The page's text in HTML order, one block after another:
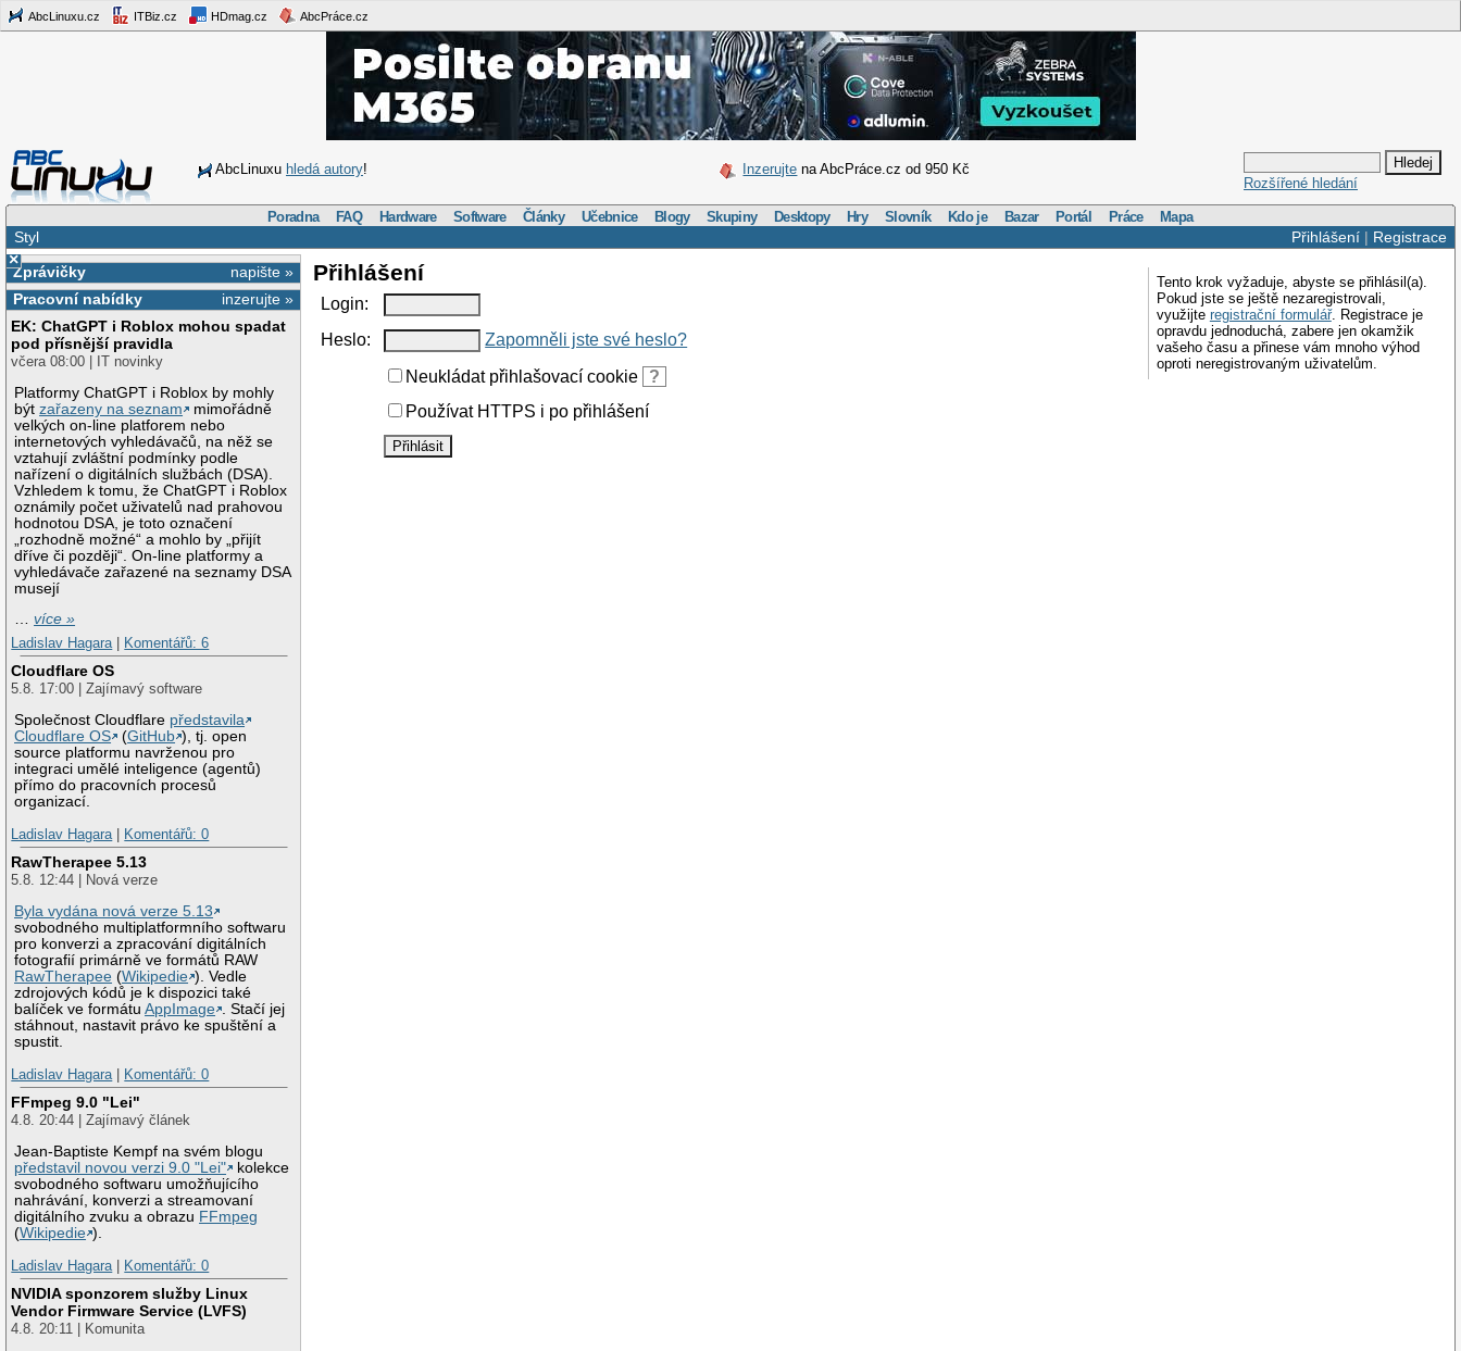
AbcLinuxu.cz ITBiz.cz HDmag.cz AbcPráce.cz
AbcLinuxu hledá autory! Inzerujte na AbcPráce.cz od 950 Kč
Rozšířené hledání
Poradna FAQ Hardware Software Články Učebnice Blogy Skupiny Desktopy Hry Slovník Kdo je Bazar Portál Práce Mapa
Přihlášení| Registrace
Styl
×
napište »
Zprávičky
inzerujte »
Pracovní nabídky
EK: ChatGPT i Roblox mohou spadat
pod přísnější pravidla
včera 08:00 | IT novinky
Platformy ChatGPT i Roblox by mohly
býtzařazeny na seznam
mimořádně
velkých on-line platforem nebo
internetových vyhledávačů, na něž se
vztahují zvláštní podmínky podle
nařízení o digitálních službách (DSA).
Vzhledem k tomu, že ChatGPT i Roblox
oznámily počet uživatelů nad prahovou
hodnotou DSA, je toto označení
„rozhodně možné“ a mohlo by „přijít
dříve či později“. On-line platformy a
vyhledávače zařazené na seznamy DSA
musejí
…více »
Ladislav Hagara
Komentářů: 6
Cloudflare OS
5.8. 17:00 | Zajímavý software
Společnost Cloudflare představila
Cloudflare OS
(GitHub ), tj. open
source platformu navrženou pro
integraci umělé inteligence (agentů)
přímo do pracovních procesů
organizací.
Ladislav Hagara
Komentářů: 0
RawTherapee 5.13
5.8. 12:44 | Nová verze
Byla vydána nová verze 5.13
svobodného multiplatformního softwaru
pro konverzi a zpracování digitálních
fotografií primárně ve formátů RAW
RawTherapee (Wikipedie ). Vedle
zdrojových kódů je k dispozici také
balíček ve formátuAppImage . Stačí jej
stáhnout, nastavit právo ke spuštění a
spustit.
Ladislav Hagara
Komentářů: 0
FFmpeg 9.0 "Lei"
4.8. 20:44 | Zajímavý článek
Jean-Baptiste Kempf na svém blogu
představil novou verzi 9.0 "Lei"
kolekce
svobodného softwaru umožňujícího
nahrávání, konverzi a streamovaní
digitálního zvuku a obrazu FFmpeg
(Wikipedie ).
Ladislav Hagara
Komentářů: 0
NVIDIA sponzorem služby Linux
Vendor Firmware Service (LVFS)
4.8. 20:11 | Komunita
Tento krok vyžaduje, abyste se přihlásil(a).
Pokud jste se ještě nezaregistrovali,
využijte registrační formulář. Registrace je
opravdu jednoduchá, zabere jen okamžik
vašeho času a přinese vám mnoho výhod
oproti neregistrovaným uživatelům.
Přihlášení
Login:
Heslo:
Zapomněli jste své heslo?
Neukládat přihlašovací cookie
?
Používat HTTPS i po přihlášení